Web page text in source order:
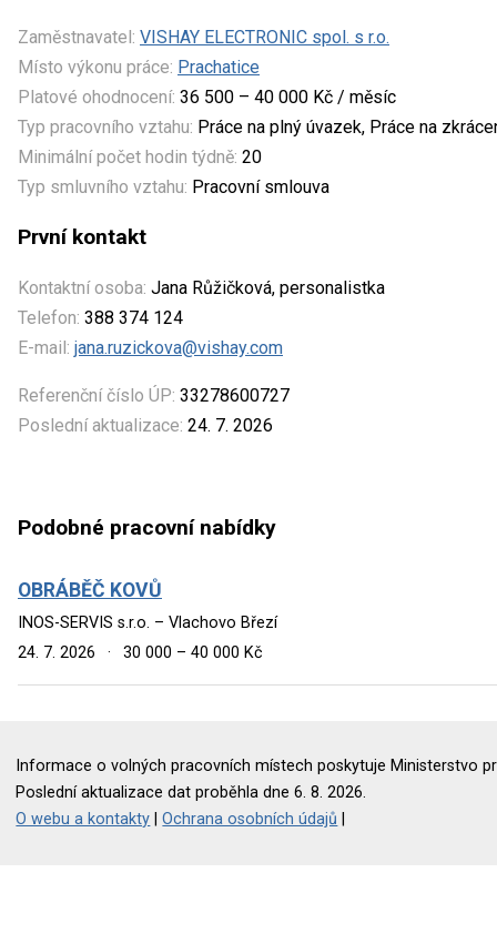
Zaměstnavatel: VISHAY ELECTRONIC spol. s r.o.
Místo výkonu práce: Prachatice
Platové ohodnocení: 36 500 – 40 000 Kč / měsíc
Typ pracovního vztahu: Práce na plný úvazek, Práce na
Minimální počet hodin týdně: 20
Typ smluvního vztahu: Pracovní smlouva
První kontakt
Kontaktní osoba: Jana Růžičková, personalistka
Telefon: 388 374 124
E-mail: jana.ruzickova@vishay.com
Referenční číslo ÚP: 33278600727
Poslední aktualizace: 24. 7. 2026
Podobné pracovní nabídky
OBRÁBĚČ KOVŮ
INOS-SERVIS s.r.o. – Vlachovo Březí
24. 7. 2026
· 30 000 – 40 000 Kč
Informace o volných pracovních místech poskytuje Ministerstvo
Poslední aktualizace dat proběhla dne 6. 8. 2026.
O webu a kontakty |Ochrana osobních údajů